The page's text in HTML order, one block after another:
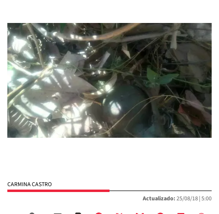
CARMINA CASTRO
Actualizado:25/08/18 |5:00